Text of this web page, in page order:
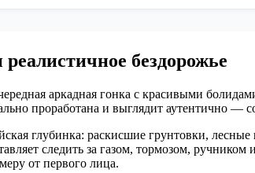
бездорожье
аркадная гонка с красивыми
проработана и выглядит аутентично —
глубинка: раскисшие грунтовки,
следить за газом, тормозом,
от первого лица.